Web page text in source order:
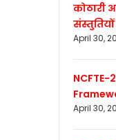
कोठारी
April 30,
April 30,